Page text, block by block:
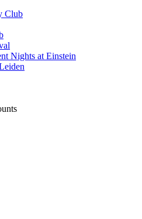
Club
Nights at Einstein